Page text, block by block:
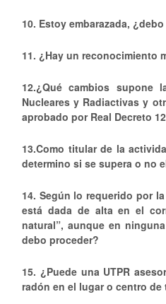
10. Estoy embarazada,
11. ¿Hay un reconocimiento
12.¿Qué cambios supone
Nucleares y Radiactivas y
aprobado por Real Decreto
13.Como titular de la
determino si se supera o no
14. Según lo requerido por
está dada de alta en el
natural”, aunque en
debo proceder?
15. ¿Puede una UTPR
radón en el lugar o centro de